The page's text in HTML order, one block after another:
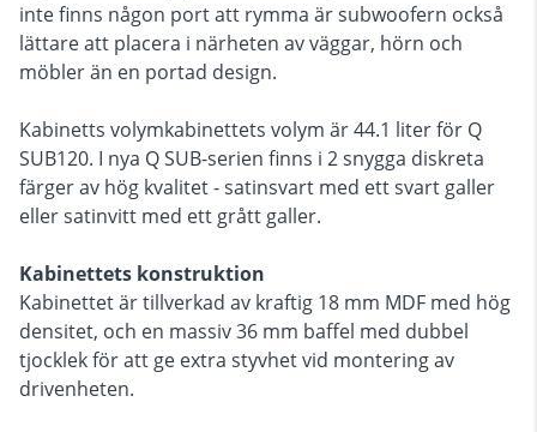
inte finns någon port att rymma är subwoofern också
lättare att placera i närheten av väggar, hörn och
möbler än en portad design.
Kabinetts volymkabinettets volym är 44.1 liter för Q
SUB120. I nya Q SUB-serien finns i 2 snygga diskreta
färger av hög kvalitet - satinsvart med ett svart galler
eller satinvitt med ett grått galler.
Kabinettets konstruktion
Kabinettet är tillverkad av kraftig 18 mm MDF med hög
densitet, och en massiv 36 mm baffel med dubbel
tjocklek för att ge extra styvhet vid montering av
drivenheten.